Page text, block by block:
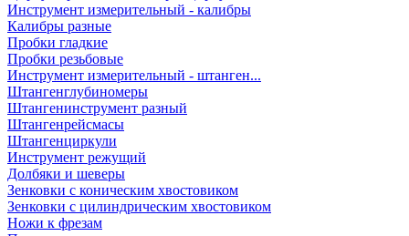
Инструмент измерительный - калибры
Калибры разные
Пробки гладкие
Пробки резьбовые
Инструмент измерительный - штанген...
Штангенглубиномеры
Штангенинструмент разный
Штангенрейсмасы
Штангенциркули
Инструмент режущий
Долбяки и шеверы
Зенковки с коническим хвостовиком
Зенковки с цилиндрическим хвостовиком
Ножи к фрезам